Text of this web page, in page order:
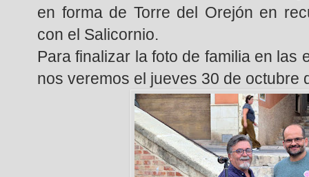
en forma de Torre del Orejón en
con el Salicornio.
Para finalizar la foto de familia en las
nos veremos el jueves 30 de